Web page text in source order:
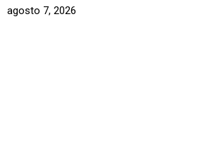
agosto 7, 2026